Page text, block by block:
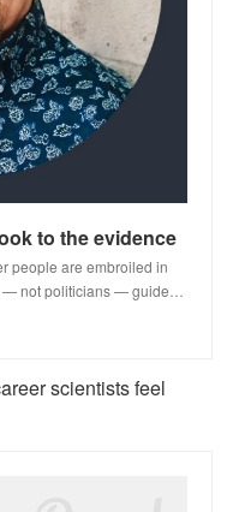
to the evidence
people are embroiled in
— not politicians — guide…
scientists feel